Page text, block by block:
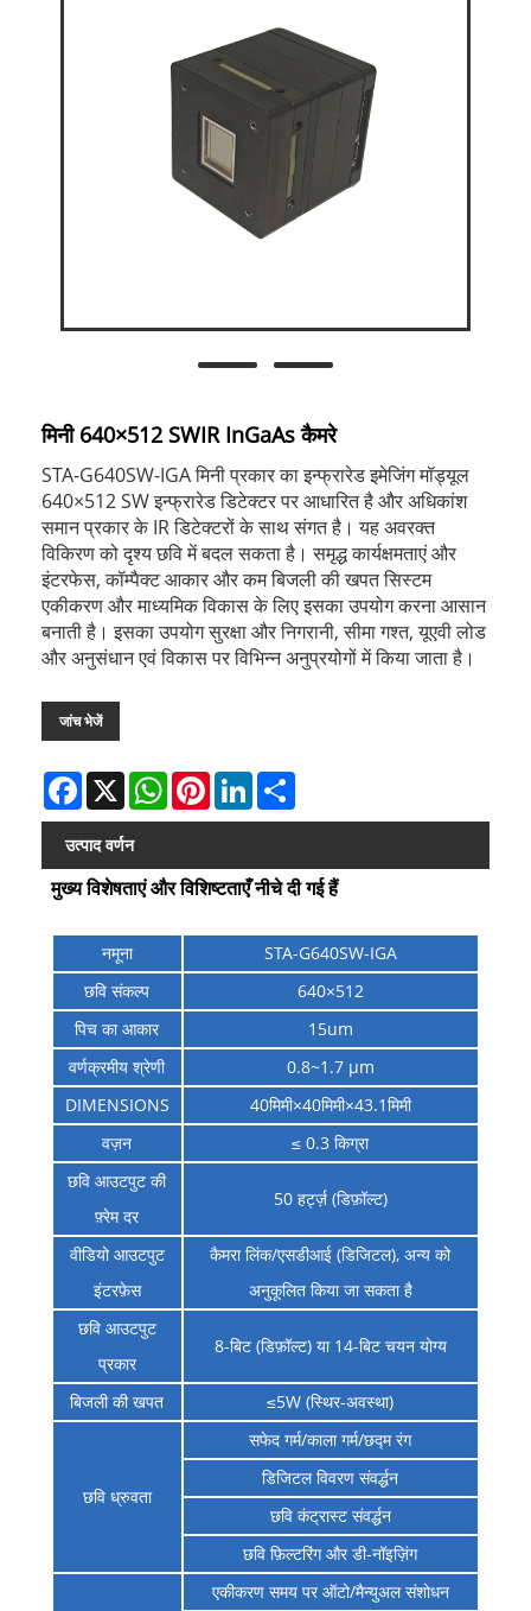
मिनी 640×512 SWIR InGaAs कैमरे
STA-G640SW-IGA मिनी प्रकार का इन्फ्रारेड इमेजिंग मॉड्यूल
640×512 SW इन्फ्रारेड डिटेक्टर पर आधारित है और अधिकांश
समान प्रकार के IR डिटेक्टरों के साथ संगत है। यह अवरक्त
विकिरण को दृश्य छवि में बदल सकता है। समृद्ध कार्यक्षमताएं और
इंटरफेस, कॉम्पैक्ट आकार और कम बिजली की खपत सिस्टम
एकीकरण और माध्यमिक विकास के लिए इसका उपयोग करना आसान
बनाती है। इसका उपयोग सुरक्षा और निगरानी, ​​सीमा गश्त, यूएवी लोड
और अनुसंधान एवं विकास पर विभिन्न अनुप्रयोगों में किया जाता है।
जांच भेजें
Facebook
X WhatsAppPinterestLinkedIn
उत्पाद वर्णन
मुख्य विशेषताएं और विशिष्टताएँ नीचे दी गई हैं
नमूना
STA-G640SW-IGA
छवि संकल्प
640×512
पिच का आकार
15um
वर्णक्रमीय श्रेणी
0.8~1.7 µm
DIMENSIONS
40मिमी×40मिमी×43.1मिमी
वज़न
≤ 0.3 किग्रा
छवि आउटपुट की
फ़्रेम दर
50 हर्ट्ज़ (डिफ़ॉल्ट)
वीडियो आउटपुट
इंटरफ़ेस
कैमरा लिंक/एसडीआई (डिजिटल), अन्य को
अनुकूलित किया जा सकता है
छवि आउटपुट
प्रकार
8-बिट (डिफ़ॉल्ट) या 14-बिट चयन योग्य
बिजली की खपत ≤5W (स्थिर-अवस्था)
छवि ध्रुवता
सफेद गर्म/काला गर्म/छद्म रंग
डिजिटल विवरण संवर्द्धन
छवि कंट्रास्ट संवर्द्धन
छवि फ़िल्टरिंग और डी-नॉइज़िंग
एकीकरण समय पर ऑटो/मैन्युअल संशोधन